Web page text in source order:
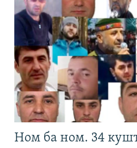
Ном ба ном. 34